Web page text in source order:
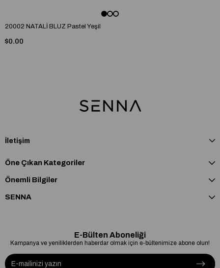
20002 NATALİ BLUZ Pastel Yeşil
$0.00
İletişim
Öne Çıkan Kategoriler
Önemli Bilgiler
SENNA
E-Bülten Aboneliği
Kampanya ve yeniliklerden haberdar olmak için e-bültenimize abone olun!